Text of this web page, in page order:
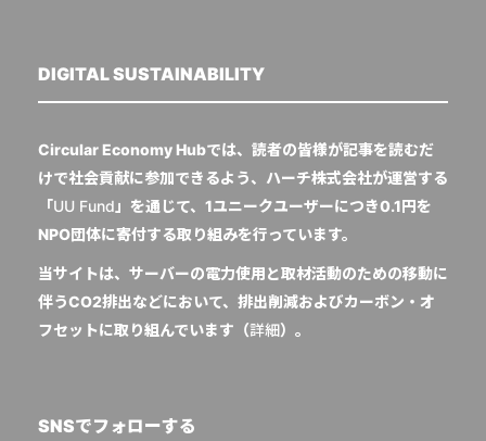
DIGITAL SUSTAINABILITY
Circular Economy Hubでは、読者の皆様が記事を読むだ
けで社会貢献に参加できるよう、ハーチ株式会社が運営する
「UU Fund 」を通じて、1ユニークユーザーにつき0.1円を
NPO団体に寄付する取り組みを行っています。
当サイトは、サーバーの電力使用と取材活動のための移動に
伴うCO2排出などにおいて、排出削減およびカーボン・オ
フセットに取り組んでいます（詳細）。
SNSでフォローする